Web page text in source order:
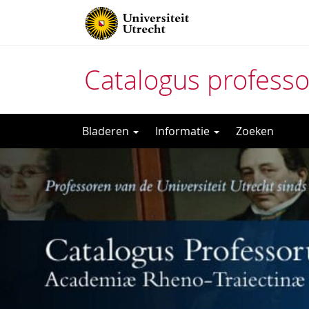
Catalogus
naar
het
inhoud
Bladeren Informatie Zoeken